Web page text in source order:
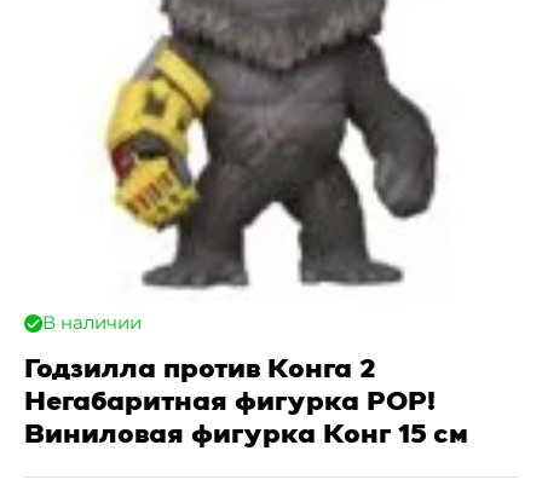
В наличии
Годзилла против Конга 2
Негабаритная фигурка POP!
Виниловая фигурка Конг 15 см